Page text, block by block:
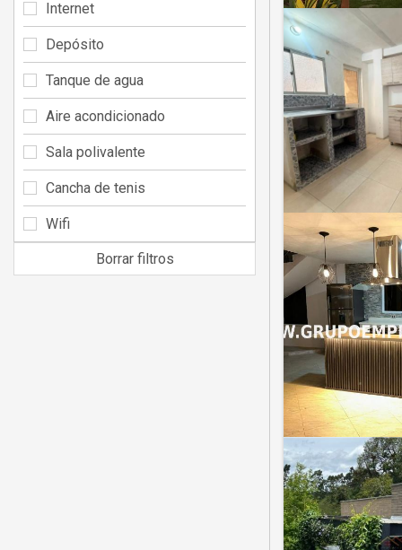
Internet
Depósito
Tanque de agua
Aire acondicionado
Sala polivalente
Cancha de tenis
Wifi
Borrar filtros